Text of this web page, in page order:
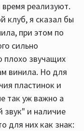
время реализуют.
клуб, я сказал бы
при этом по
сильно
плохо звучащих
винила. Но для
пластинок и
так уж важно а
звук" и наличие
для них как знак: